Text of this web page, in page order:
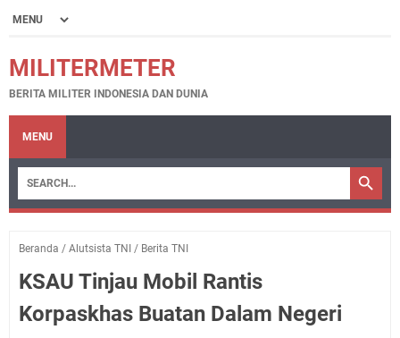
MILITERMETER
BERITA MILITER INDONESIA DAN DUNIA
MENU
Beranda / Alutsista TNI / Berita TNI
KSAU Tinjau Mobil Rantis
Korpaskhas Buatan Dalam Negeri